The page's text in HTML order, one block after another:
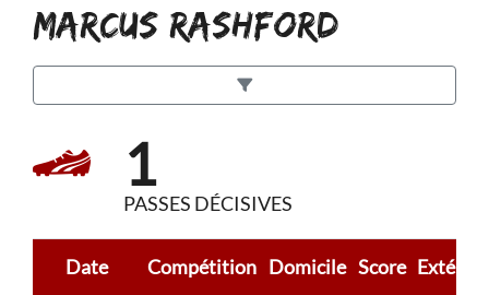
MARCUS RASHFORD
1
PASSES DÉCISIVES
Date Compétition Domicile Score